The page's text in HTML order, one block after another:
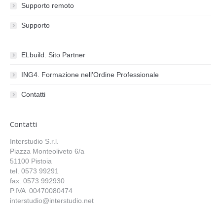
Supporto remoto
Supporto
ELbuild. Sito Partner
ING4. Formazione nell’Ordine Professionale
Contatti
Contatti
Interstudio S.r.l.
Piazza Monteoliveto 6/a
51100 Pistoia
tel. 0573 99291
fax. 0573 992930
P.IVA 00470080474
interstudio@interstudio.net